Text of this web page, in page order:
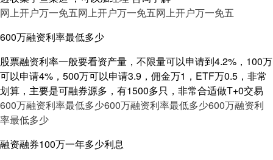
网上开户万一免五网上开户万一免五网上开户万一免五
600万融资利率最低多少
股票融资利率一般要看资产量，不限量可以申请到4.2%，100万
可以申请4%，500万可以申请3.9，佣金万1，ETF万0.5，非常
划算，主要是可融券源多，有1500多只，非常合适做T+0交易
600万融资利率最低多少600万融资利率最低多少600万融资利
率最低多少
融资融券100万一年多少利息